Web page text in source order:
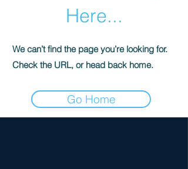
Here...
We can’t find the page you’re looking for.
Check the URL, or head back home.
Go Home